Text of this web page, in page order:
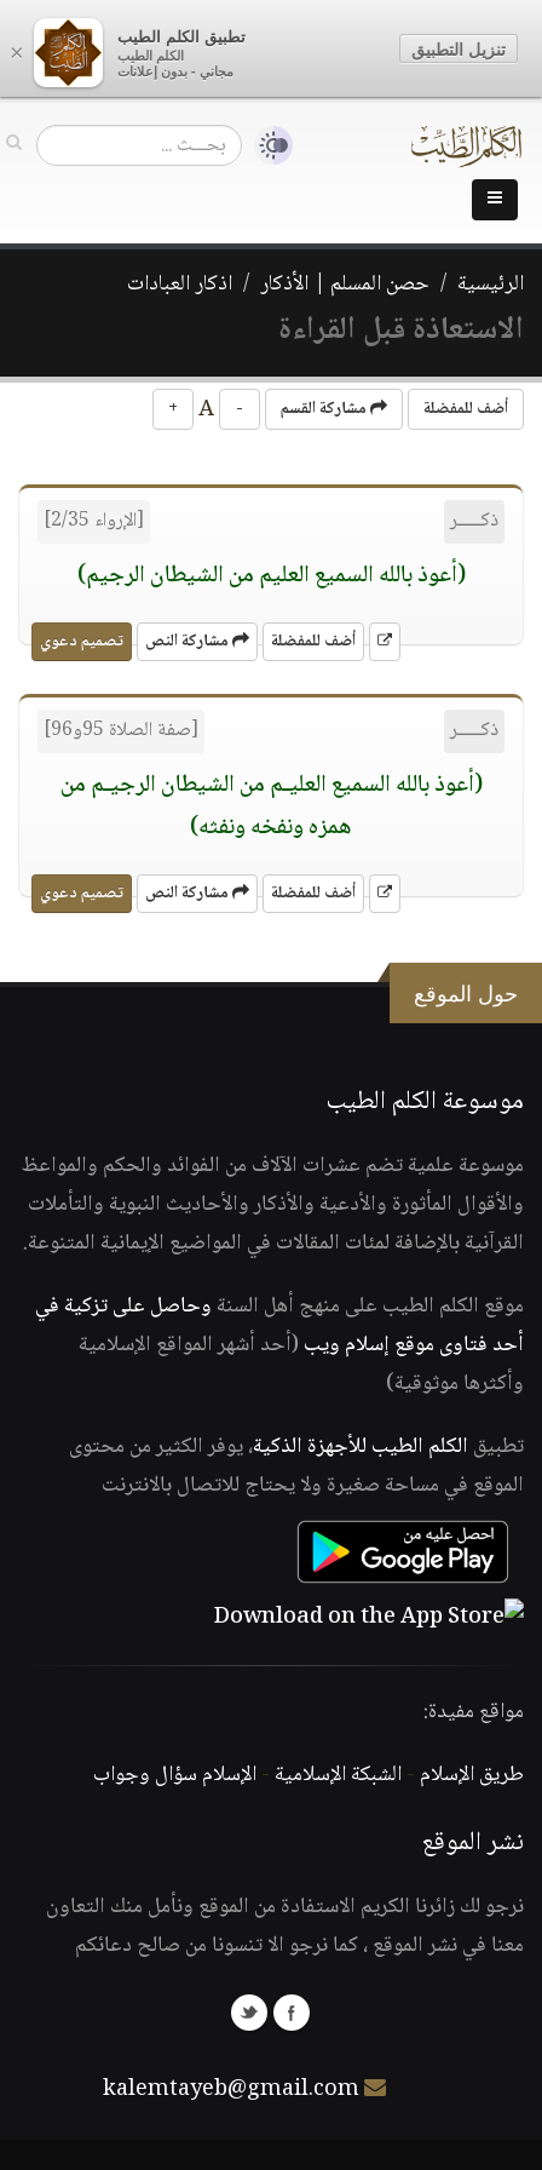
الرئيسية حصن المسلم | الأذكار اذكار العبادات
الاستعاذة قبل القراءة
أضف للمفضلة مشاركة القسم -
+
ذكـــــر [الإرواء 2/35]
(أعوذ بالله السميع العليم من الشيطان الرجيم)
أضف للمفضلة مشاركة النص تصميم دعوي
ذكـــــر [صفة الصلاة 95و96]
(أعوذ بالله السميع العليـم من الشيطان الرجيـم من
همزه ونفخه ونفثه)
أضف للمفضلة مشاركة النص تصميم دعوي
حول الموقع
موسوعة الكلم الطيب
موسوعة علمية تضم عشرات الآلاف من الفوائد والحكم والمواعظ
والأقوال المأثورة والأدعية والأذكار والأحاديث النبوية والتأملات
القرآنية بالإضافة لمئات المقالات في المواضيع الإيمانية المتنوعة.
موقع الكلم الطيب على منهج أهل السنة وحاصل على تزكية في
أحد فتاوى موقع إسلام ويب (أحد أشهر المواقع الإسلامية
وأكثرها موثوقية)
تطبيق الكلم الطيب للأجهزة الذكية، يوفر الكثير من محتوى
الموقع في مساحة صغيرة ولا يحتاج للاتصال بالانترنت
مواقع مفيدة:
طريق الإسلام -الشبكة الإسلامية -الإسلام سؤال وجواب
نشر الموقع
نرجو لك زائرنا الكريم الاستفادة من الموقع ونأمل منك التعاون
معنا في نشر الموقع ، كما نرجو الا تنسونا من صالح دعائكم
kalemtayeb@gmail.com
×
تطبيق الكلم الطيب
الكلم الطيب
مجاني - بدون إعلانات
تنزيل التطبيق